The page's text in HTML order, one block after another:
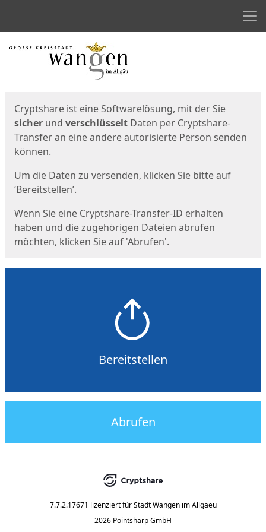
Start
Cryptshare ist eine Softwarelösung, mit der Sie
sicher und verschlüsselt Daten per Cryptshare-
Transfer an eine andere autorisierte Person senden
können.
Um die Daten zu versenden, klicken Sie bitte auf
‘Bereitstellen’.
Wenn Sie eine Cryptshare-Transfer-ID erhalten
haben und die zugehörigen Dateien abrufen
möchten, klicken Sie auf 'Abrufen'.
Bereitstellen
Abrufen
7.7.2.17671 lizenziert für Stadt Wangen im Allgaeu
2026 Pointsharp GmbH